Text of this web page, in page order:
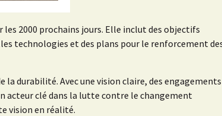
2000 prochains jours. Elle inclut des objectifs
technologies et des plans pour le renforcement
durabilité. Avec une vision claire, des engagements
clé dans la lutte contre le changement
vision en réalité.